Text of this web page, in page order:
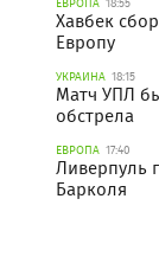
Хавбек
Европу
УКРАИНА 18:15
Матч УПЛ
обстрела
ЕВРОПА 17:40
Ливерпуль
Барколя